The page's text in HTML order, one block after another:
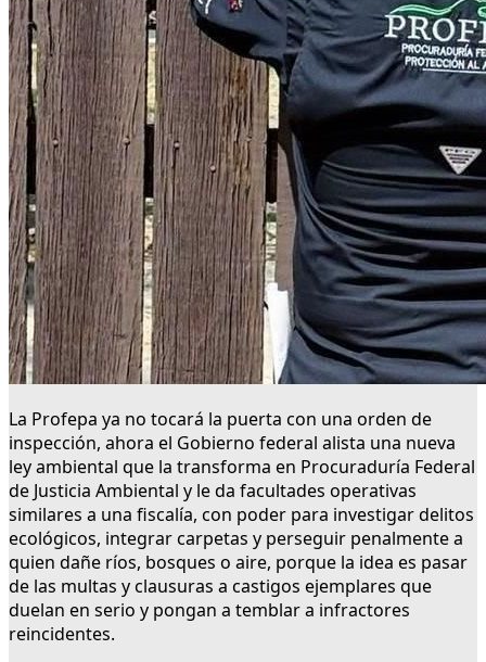
La Profepa ya no tocará la puerta con una orden de
inspección, ahora el Gobierno federal alista una nueva
ley ambiental que la transforma en Procuraduría Federal
de Justicia Ambiental y le da facultades operativas
similares a una fiscalía, con poder para investigar delitos
ecológicos, integrar carpetas y perseguir penalmente a
quien dañe ríos, bosques o aire, porque la idea es pasar
de las multas y clausuras a castigos ejemplares que
duelan en serio y pongan a temblar a infractores
reincidentes.